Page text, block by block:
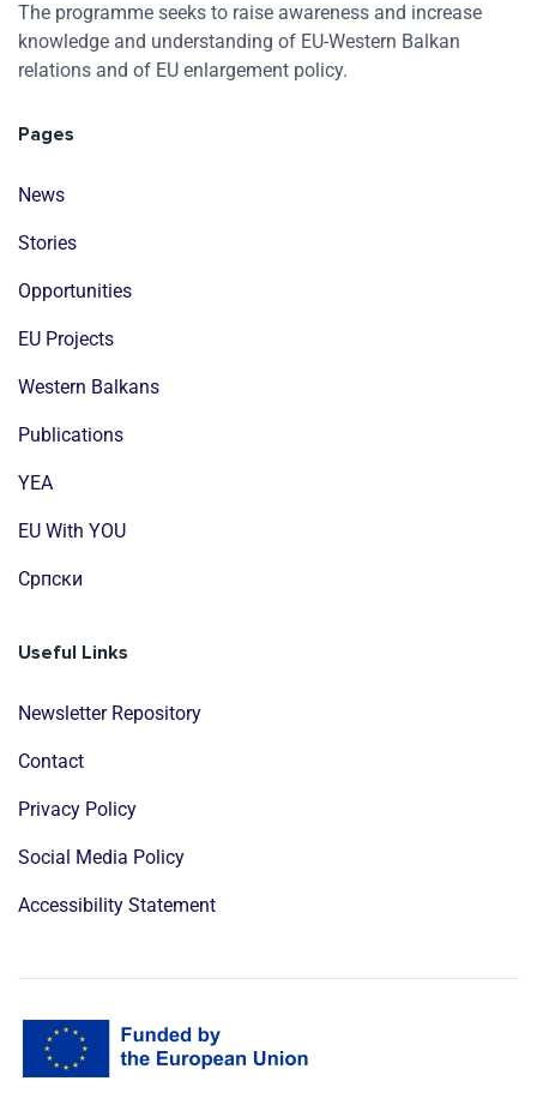
The programme seeks to raise awareness and increase
knowledge and understanding of EU-Western Balkan
relations and of EU enlargement policy.
Pages
News
Stories
Opportunities
EU Projects
Western Balkans
Publications
YEA
EU With YOU
Cрпски
Useful Links
Newsletter Repository
Contact
Privacy Policy
Social Media Policy
Accessibility Statement